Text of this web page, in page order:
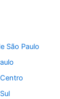
São Paulo